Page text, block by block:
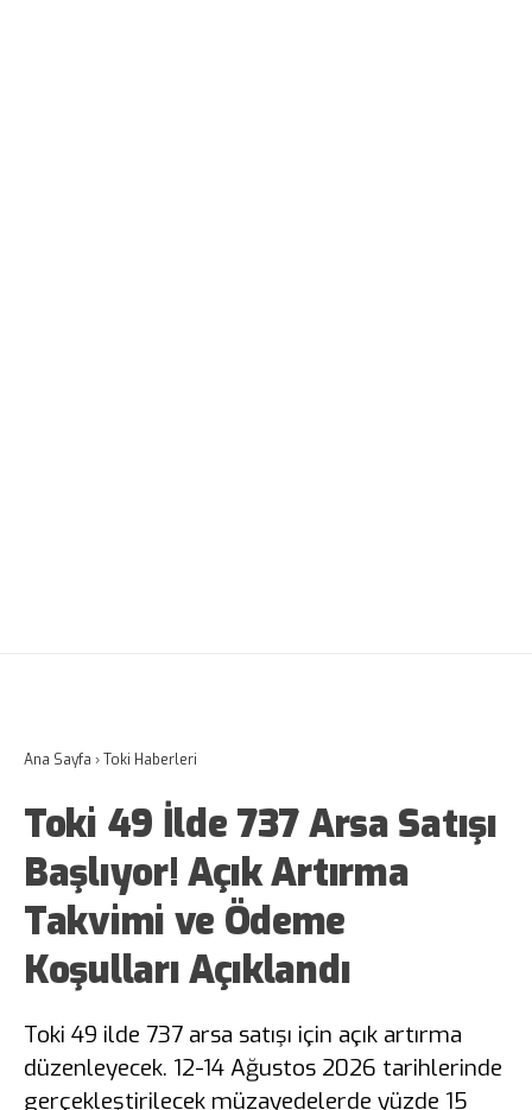
Ana Sayfa ›Toki Haberleri
Toki 49 İlde 737 Arsa Satışı
Başlıyor! Açık Artırma
Takvimi ve Ödeme
Koşulları Açıklandı
Toki 49 ilde 737 arsa satışı için açık artırma
düzenleyecek. 12-14 Ağustos 2026 tarihlerinde
gerçekleştirilecek müzayedelerde yüzde 15